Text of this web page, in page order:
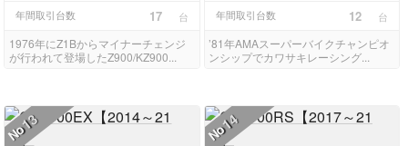
年間取引台数 17 台
1976年にZ1Bからマイナーチェンジ
が行われて登場したZ900/KZ900...
年間取引台数 12 台
’81年AMAスーパーバイクチャンピオ
ンシップでカワサキレーシング...
No
13 No
14